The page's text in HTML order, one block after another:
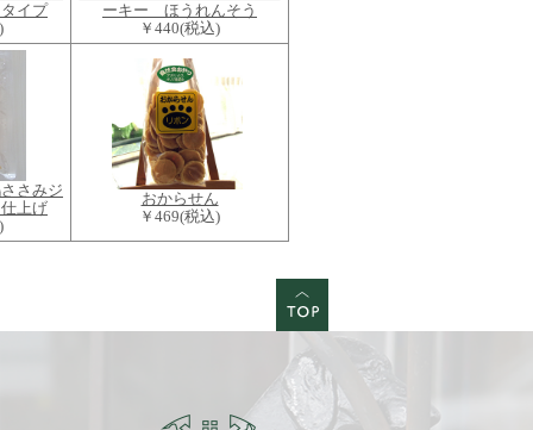
イプ
ーキー ほうれんそう
￥440(税込)
さみジ
上げ
おからせん
￥469(税込)